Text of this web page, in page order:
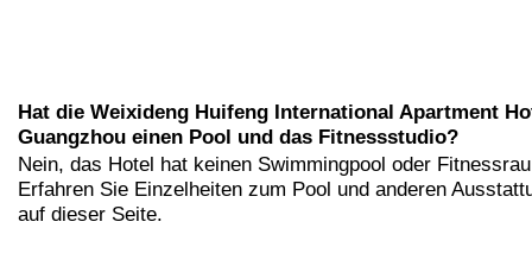
Hat die Weixideng Huifeng International Apartment
Guangzhou einen Pool und das Fitnessstudio?
Nein, das Hotel hat keinen Swimmingpool oder
Erfahren Sie Einzelheiten zum Pool und anderen
auf dieser Seite.